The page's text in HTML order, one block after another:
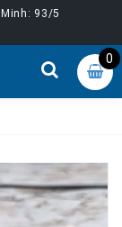
93/5
0